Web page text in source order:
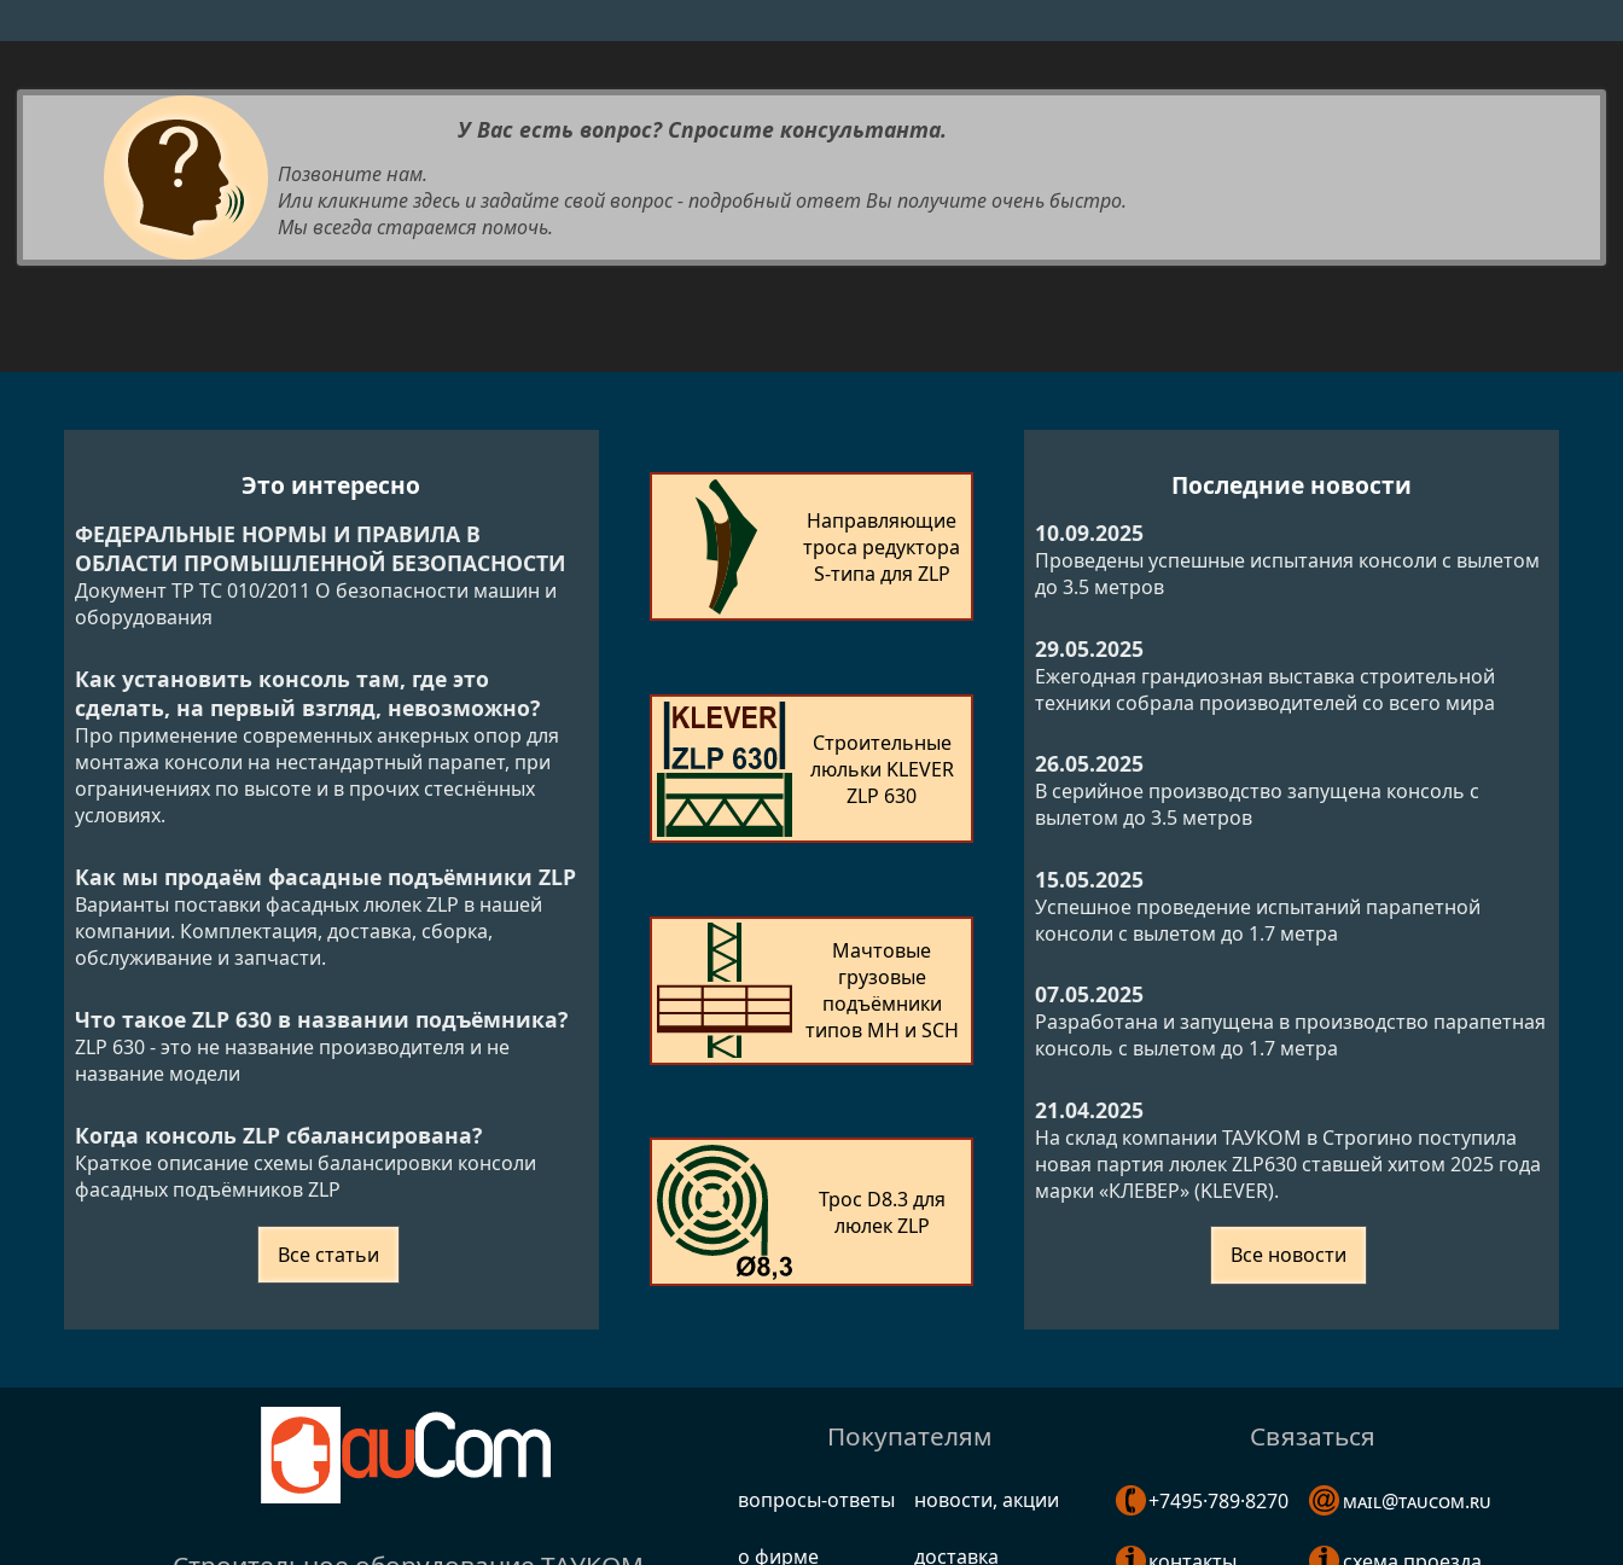
У Вас есть вопрос? Спросите консультанта.
Позвоните нам.
Или кликните здесь и задайте свой вопрос - подробный ответ Вы получите очень быстро.
Мы всегда стараемся помочь.
Это интересно
ФЕДЕРАЛЬНЫЕ НОРМЫ И ПРАВИЛА В
ОБЛАСТИ ПРОМЫШЛЕННОЙ БЕЗОПАСНОСТИ
Документ ТР ТС 010/2011 О безопасности машин и
оборудования
Как установить консоль там, где это
сделать, на первый взгляд, невозможно?
Про применение современных анкерных опор для
монтажа консоли на нестандартный парапет, при
ограничениях по высоте и в прочих стеснённых
условиях.
Как мы продаём фасадные подъёмники ZLP
Варианты поставки фасадных люлек ZLP в нашей
компании. Комплектация, доставка, сборка,
обслуживание и запчасти.
Что такое ZLP 630 в названии подъёмника?
ZLP 630 - это не название производителя и не
название модели
Когда консоль ZLP сбалансирована?
Краткое описание схемы балансировки консоли
фасадных подъёмников ZLP
Все статьи
Направляющие
троса редуктора
S-типа для ZLP
Строительные
люльки KLEVER
ZLP 630
Мачтовые
грузовые
подъёмники
типов MH и SCH
Трос D8.3 для
люлек ZLP
Последние новости
10.09.2025
Проведены успешные испытания консоли с вылетом
до 3.5 метров
29.05.2025
Ежегодная грандиозная выставка строительной
техники собрала производителей со всего мира
26.05.2025
В серийное производство запущена консоль с
вылетом до 3.5 метров
15.05.2025
Успешное проведение испытаний парапетной
консоли с вылетом до 1.7 метра
07.05.2025
Разработана и запущена в производство парапетная
консоль с вылетом до 1.7 метра
21.04.2025
На склад компании ТАУКОМ в Строгино поступила
новая партия люлек ZLP630 ставшей хитом 2025 года
марки «КЛЕВЕР» (KLEVER).
Все новости
Покупателям
вопросы-ответы
о фирме
новости, акции
доставка
Связаться
+7495·789·8270 mail@taucom.ru